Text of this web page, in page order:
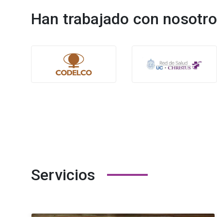
Han trabajado con
Servicios